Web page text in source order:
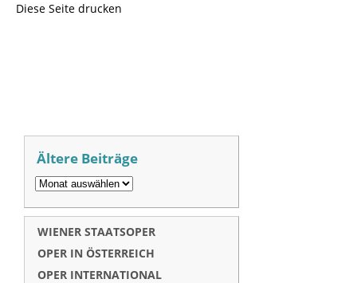
Diese Seite drucken
Ältere Beiträge
WIENER STAATSOPER
OPER IN ÖSTERREICH
OPER INTERNATIONAL